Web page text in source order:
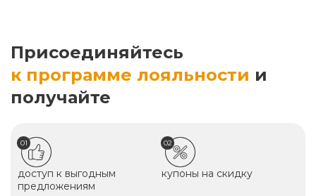
Присоединяйтесь
к программе лояльности и
получайте
01
доступ к выгодным
предложениям
02
купоны на скидку